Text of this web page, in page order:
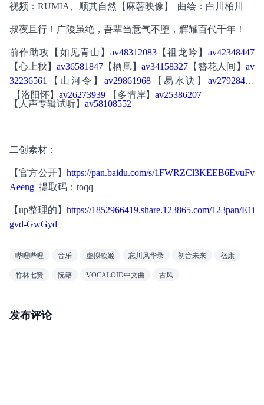
视频：RUMIA、顺其自然【麻薯映像】| 曲绘：白川柏川
叔夜且行！广陵虽绝，吾辈当意气不堕，辉耀百代千年！
前作助攻【如见青山】 av48312083 【祖龙吟】 av42348447
【心上秋】 av36581847 【栖凰】 av34158327 【簪花人间】 av
32236561
【山河令】 av29861968 【易水诀】 av27928449
【洛阳怀】 av26273939 【多情岸】 av25386207
【人声专辑试听】 av58108552
二创素材：
【官方公开】 https://pan.baidu.com/s/1FWRZCl3KEEB6EvuFv
Aeeng
  提取码：toqq
【up整理的】 https://1852966419.share.123865.com/123pan/E1i
gvd-GwGyd
哔哩哔哩 音乐 虚拟歌姬 忘川风华录 初音未来 嵇康
竹林七贤 阮籍 VOCALOID中文曲 古风
发布评论